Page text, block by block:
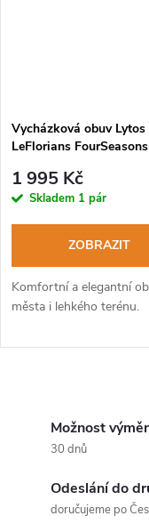
Vycházková obuv Lytos
LeFlorians
1 995 Kč
Skladem 1 pár
ZOBRAZIT
Komfortní a elegantní
města i lehkého terénu.
Možnost
30 dnů
Odeslání do
doručujeme po